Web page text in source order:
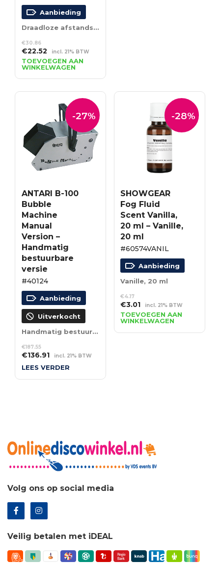
Aanbieding
Draadloze afstandsbediening voor ondersteunde Antari-producten
€30.86
Oorspronkelijke
prijs
was:
€30.86.
€22.52Huidige
prijs
is:
€22.52.
incl. 21% BTW
TOEVOEGEN AAN
WINKELWAGEN
-27%
ANTARI B-100
Bubble
Machine
Manual
Version –
Handmatig
bestuurbare
versie
#40124
Aanbieding
Uitverkocht
Handmatig bestuurbare versie
€187.55
Oorspronkelijke
prijs
€187.55.
€136.91Huidige
prijs
€136.91.
incl. 21% BTW
LEES VERDER
-28%
SHOWGEAR
Fog Fluid
Scent Vanilla,
20 ml – Vanille,
20 ml
#60574VANIL
Aanbieding
Vanille, 20 ml
€4.17
Oorspronkelijke
prijs
was:
€4.17.
€3.01Huidige
prijs
is:
€3.01.
incl. 21% BTW
TOEVOEGEN AAN
WINKELWAGEN
Volg ons op social media
Veilig betalen met iDEAL